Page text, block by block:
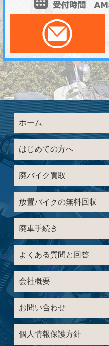
ホーム
はじめての方へ
廃バイク買取
放置バイクの無料回収
廃車手続き
よくある質問と回答
会社概要
お問い合わせ
個人情報保護方針